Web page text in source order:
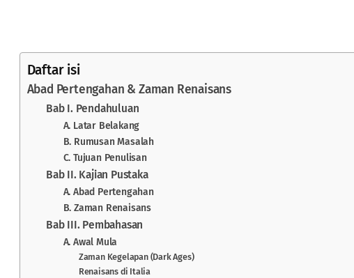
Daftar isi
Abad Pertengahan & Zaman Renaisans
Bab I. Pendahuluan
A. Latar Belakang
B. Rumusan Masalah
C. Tujuan Penulisan
Bab II. Kajian Pustaka
A. Abad Pertengahan
B. Zaman Renaisans
Bab III. Pembahasan
A. Awal Mula
Zaman Kegelapan (Dark Ages)
Renaisans di Italia